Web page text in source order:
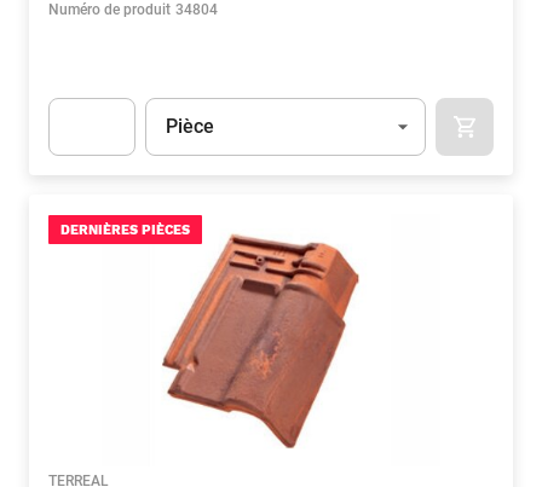
Numéro de produit 34804
Unité
Pièce
DERNIÈRES PIÈCES
TERREAL